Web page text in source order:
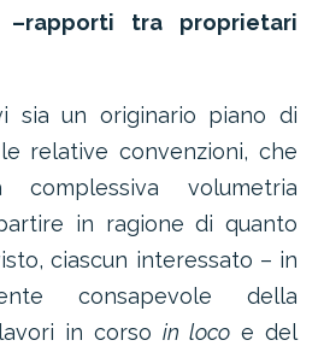
–rapporti tra proprietari
sia un originario piano di
relative convenzioni, che
complessiva volumetria
in ragione di quanto
ciascun interessato – in
consapevole della
in corso in locoe del